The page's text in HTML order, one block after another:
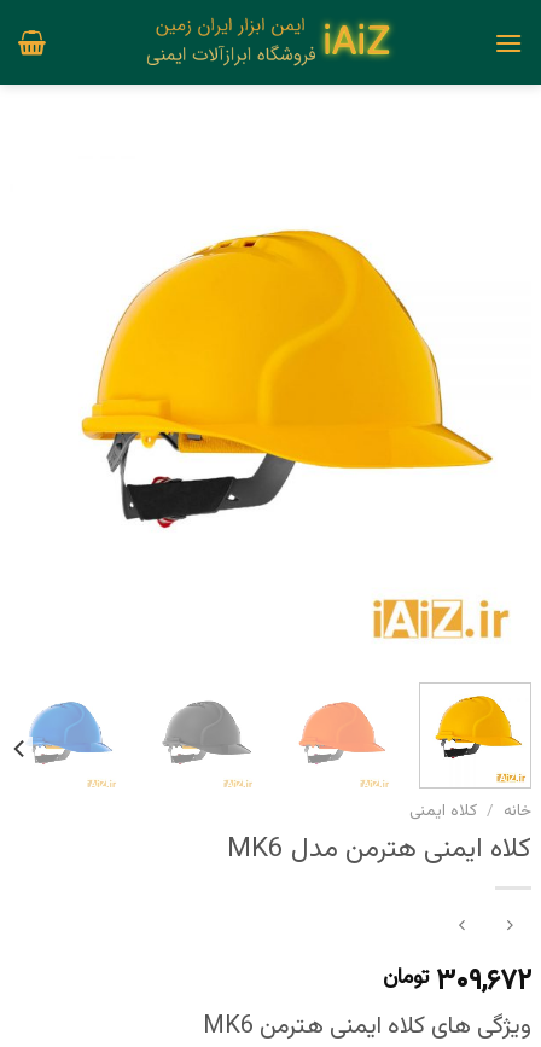
خانه / کلاه ایمنی
کلاه ایمنی هترمن مدل MK6
۳۰۹,۶۷۲ تومان
ویژگی های کلاه ایمنی هترمن MK6